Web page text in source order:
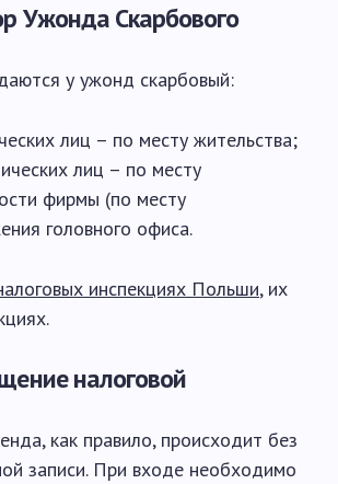
Ужонда Скарбового
у ужонд скарбовый:
лиц – по месту жительства;
лиц – по месту
фирмы (по месту
головного офиса.
инспекциях Польши, их
налоговой
как правило, происходит без
записи. При входе необходимо